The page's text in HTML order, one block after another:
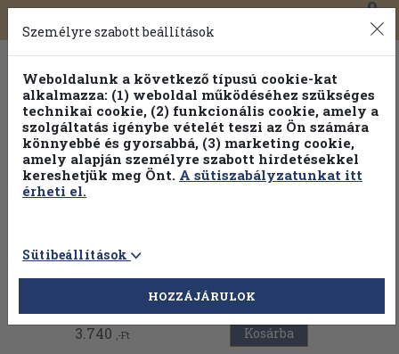
Toggle
navigation
0
Válogasson több mint 30 000 kötet közül
Hobbi témakörökben20% kedvezménnyel!
Vissza az előző oldalra
3.740 ,-Ft Kosárba
Személyre szabott beállítások
Weboldalunk a következő típusú cookie-kat
alkalmazza: (1) weboldal működéséhez szükséges
technikai cookie, (2) funkcionális cookie, amely a
szolgáltatás igénybe vételét teszi az Ön számára
könnyebbé és gyorsabbá, (3) marketing cookie,
amely alapján személyre szabott hirdetésekkel
kereshetjük meg Önt. A sütiszabályzatunkat itt
érheti el.
Sütibeállítások
HOZZÁJÁRULOK